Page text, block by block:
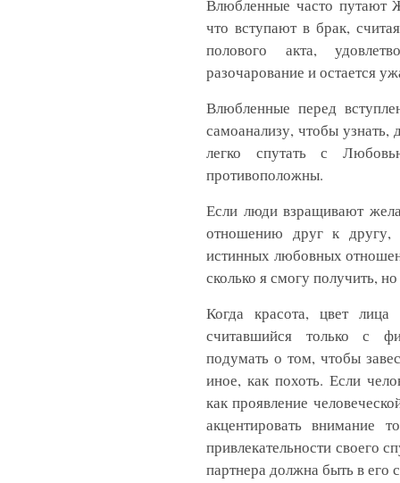
Влюбленные часто путают
что вступают в брак,
полового акта,
разочарование и остается
Влюбленные перед
самоанализу, чтобы узнать,
легко спутать с
противоположны.
Если люди взращивают
отношению друг к другу,
истинных любовных
сколько я смогу получить,
Когда красота, цвет
считавшийся только с
подумать о том, чтобы
иное, как похоть. Если
как проявление
акцентировать внимание
привлекательности своего
партнера должна быть в его